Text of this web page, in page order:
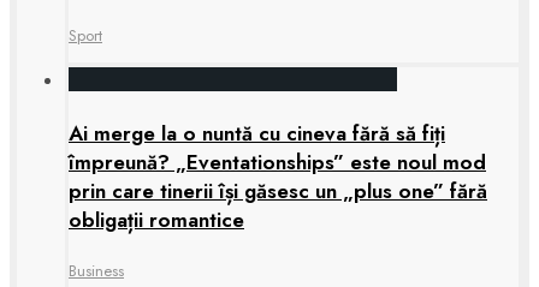
Sport
Ai merge la o nuntă cu cineva fără să fiți
împreună? „Eventationships” este noul mod
prin care tinerii își găsesc un „plus one” fără
obligații romantice
Business